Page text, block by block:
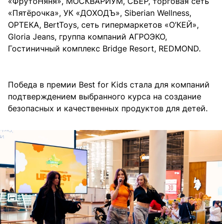
«Пятёрочка», УК «ДОХОДЪ», Siberian Wellness,
ОРТЕКА, BertToys, cеть гипермаркетов «О’КЕЙ»,
Gloria Jeans, группа компаний АГРОЭКО,
Гостиничный комплекс Bridge Resort, REDMOND.
Победа в премии Best for Kids стала для компаний
подтверждением выбранного курса на создание
безопасных и качественных продуктов для детей.